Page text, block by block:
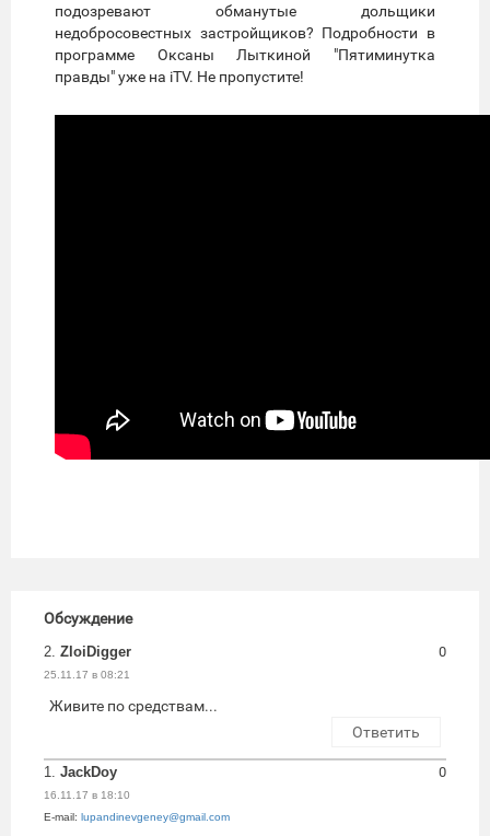
подозревают обманутые дольщики
недобросовестных застройщиков? Подробности в
программе Оксаны Лыткиной "Пятиминутка
правды" уже на iTV. Не пропустите!
Обсуждение
2. ZloiDigger
25.11.17 в 08:21
0
Живите по средствам...
Ответить
1. JackDoy
16.11.17 в 18:10
E-mail: lupandinevgeney@gmail.com
0